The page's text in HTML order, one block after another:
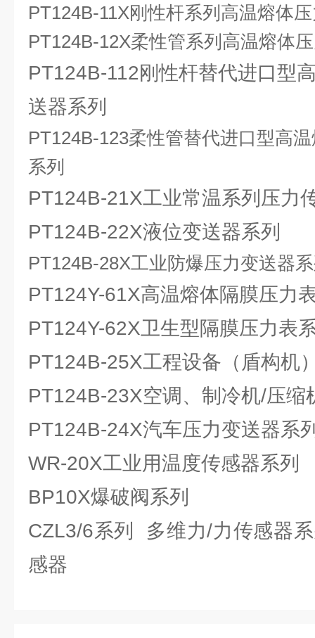
PT124B-11X刚性杆系列高温熔体
PT124B-12X柔性管系列高温熔体
PT124B-112刚性杆替代进口型
送器系列
PT124B-123柔性管替代进口型高
系列
PT124B-21X工业常温系列压力
PT124B-22X液位变送器系列
PT124B-28X工业防爆压力变送器
PT124Y-61X高温熔体隔膜压力
PT124Y-62X卫生型隔膜压力表
PT124B-25X工程设备（盾构机
PT124B-23X空调、制冷机/压缩
PT124B-24X汽车压力变送器系
WR-20X工业用温度传感器系列
BP10X爆破阀系列
CZL3/6系列 多维力/力传感器
感器